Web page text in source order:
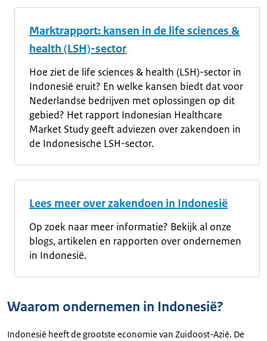
Marktrapport: kansen in de life sciences &
health (LSH)-sector
Hoe ziet de life sciences & health (LSH)-sector in
Indonesië eruit? En welke kansen biedt dat voor
Nederlandse bedrijven met oplossingen op dit
gebied? Het rapport Indonesian Healthcare
Market Study geeft adviezen over zakendoen in
de Indonesische LSH-sector.
Lees meer over zakendoen in Indonesië
Op zoek naar meer informatie? Bekijk al onze
blogs, artikelen en rapporten over ondernemen
in Indonesië.
Waarom ondernemen in Indonesië?
Indonesië heeft de grootste economie van Zuidoost-Azië. De